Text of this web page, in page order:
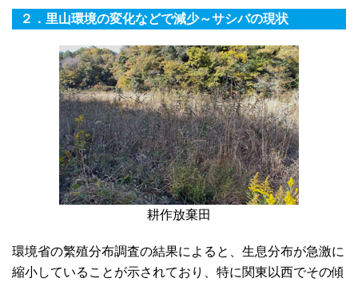
２．里山環境の変化などで減少～サシバの現状
耕作放棄田
環境省の繁殖分布調査の結果によると、生息分布が急激に
縮小していることが示されており、特に関東以西でその傾